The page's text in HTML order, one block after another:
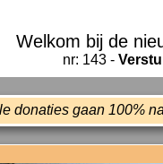
Welkom bij de
nr: 143 -
donaties gaan 100%